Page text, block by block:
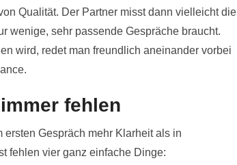
Qualität. Der Partner misst dann vielleicht die
wenige, sehr passende Gespräche braucht.
wird, redet man freundlich aneinander vorbei
fehlen
ersten Gespräch mehr Klarheit als in
fehlen vier ganz einfache Dinge: